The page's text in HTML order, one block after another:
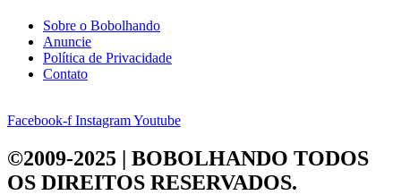
Sobre o Bobolhando
Anuncie
Política de Privacidade
Contato
Facebook-f InstagramYoutube
©2009-2025 | BOBOLHANDO TODOS
OS DIREITOS RESERVADOS.